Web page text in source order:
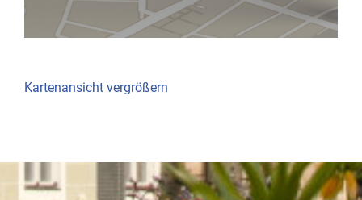
Kartenansicht vergrößern